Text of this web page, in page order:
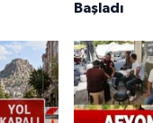
Başladı